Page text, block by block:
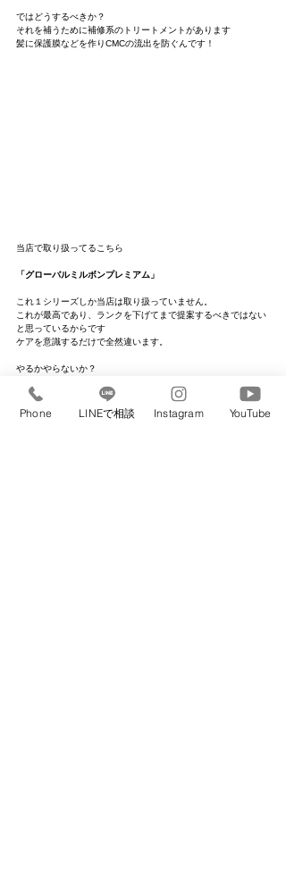
ではどうするべきか？
それを補うために補修系のトリートメントがあります
髪に保護膜などを作りCMCの流出を防ぐんです！
当店で取り扱ってるこちら
「グローバルミルボンプレミアム」
これ１シリーズしか当店は取り扱っていません。
これが最高であり、ランクを下げてまで提案するべきではない
と思っているからです
ケアを意識するだけで全然違います。
やるかやらないか？
ースキばさみの入れすぎが逆効果なことも
Phone LINEで相談 Instagram YouTube